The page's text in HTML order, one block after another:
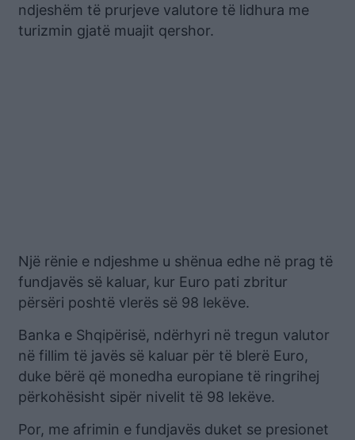
ndjeshëm të prurjeve valutore të lidhura me
turizmin gjatë muajit qershor.
Një rënie e ndjeshme u shënua edhe në prag të
fundjavës së kaluar, kur Euro pati zbritur
përsëri poshtë vlerës së 98 lekëve.
Banka e Shqipërisë, ndërhyri në tregun valutor
në fillim të javës së kaluar për të blerë Euro,
duke bërë që monedha europiane të ringrihej
përkohësisht sipër nivelit të 98 lekëve.
Por, me afrimin e fundjavës duket se presionet